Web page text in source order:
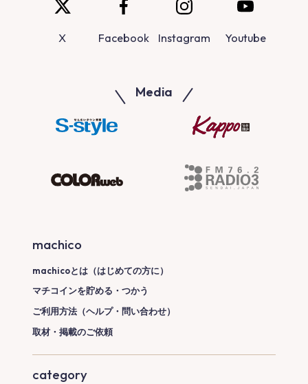
X Facebook Instagram Youtube
Media
machico
machicoとは（はじめての方に）
マチコインを貯める・つかう
ご利用方法（ヘルプ・問い合わせ）
取材・掲載のご依頼
category